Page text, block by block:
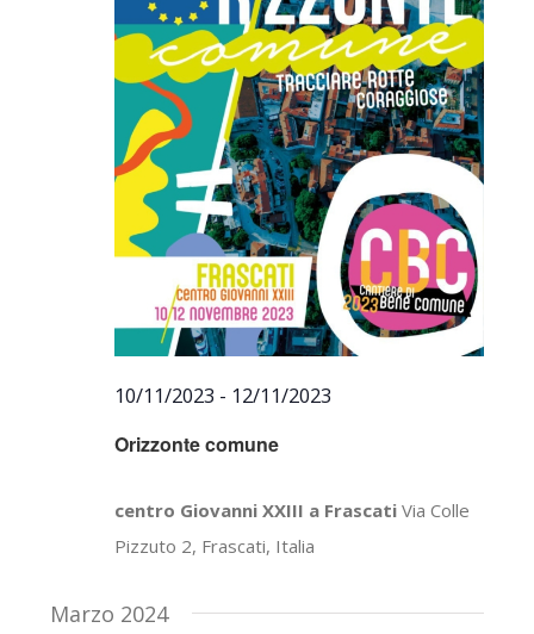
Orizzonte comune
10/11/2023 - 12/11/2023
centro Giovanni XXIII a Frascati Via Colle
Pizzuto 2, Frascati, Italia
Marzo 2024